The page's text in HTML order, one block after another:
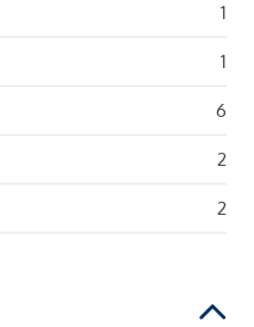
1
1
6
2
2